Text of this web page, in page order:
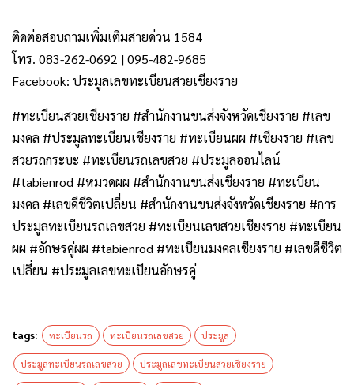
ติดต่อสอบถามเพิ่มเติมสายด่วน 1584
โทร. 083-262-0692 | 095-482-9685
Facebook: ประมูลเลขทะเบียนสวยเชียงราย
#ทะเบียนสวยเชียงราย #สำนักงานขนส่งจังหวัดเชียงราย #เลข
มงคล #ประมูลทะเบียนเชียงราย #ทะเบียนผผ #เชียงราย #เลข
สวยรถกระบะ #ทะเบียนรถเลขสวย #ประมูลออนไลน์
#tabienrod #หมวดผผ #สำนักงานขนส่งเชียงราย #ทะเบียน
มงคล #เลขดีชีวิตเปลี่ยน #สำนักงานขนส่งจังหวัดเชียงราย #การ
ประมูลทะเบียนรถเลขสวย #ทะเบียนเลขสวยเชียงราย #ทะเบียน
ผผ #อักษรคู่ผผ #tabienrod #ทะเบียนมงคลเชียงราย #เลขดีชีวิต
เปลี่ยน #ประมูลเลขทะเบียนอักษรคู่
tags: ทะเบียนรถ ทะเบียนรถเลขสวย ประมูล
ประมูลทะเบียนรถเลขสวย ประมูลเลขทะเบียนสวยเชียงราย